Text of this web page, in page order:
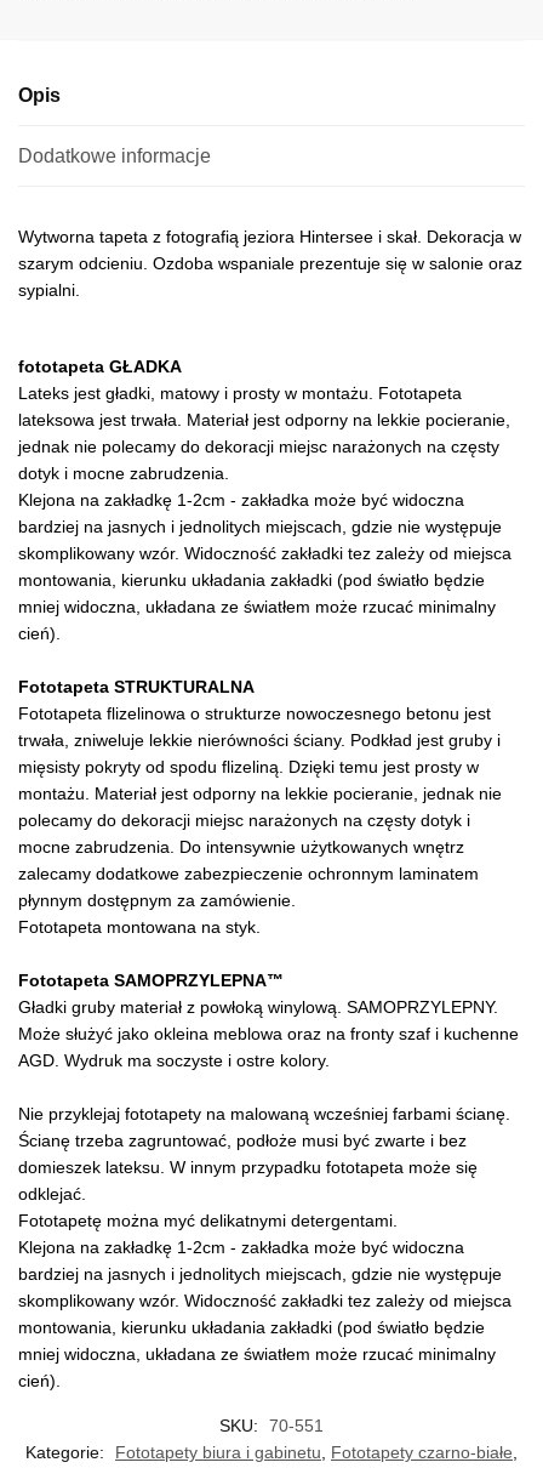
Opis
Dodatkowe informacje
Wytworna tapeta z fotografią jeziora Hintersee i skał. Dekoracja w
szarym odcieniu. Ozdoba wspaniale prezentuje się w salonie oraz
sypialni.
fototapeta GŁADKA
Lateks jest gładki, matowy i prosty w montażu. Fototapeta
lateksowa jest trwała. Materiał jest odporny na lekkie pocieranie,
jednak nie polecamy do dekoracji miejsc narażonych na częsty
dotyk i mocne zabrudzenia.
Klejona na zakładkę 1-2cm - zakładka może być widoczna
bardziej na jasnych i jednolitych miejscach, gdzie nie występuje
skomplikowany wzór. Widoczność zakładki tez zależy od miejsca
montowania, kierunku układania zakładki (pod światło będzie
mniej widoczna, układana ze światłem może rzucać minimalny
cień).
Fototapeta STRUKTURALNA
Fototapeta flizelinowa o strukturze nowoczesnego betonu jest
trwała, zniweluje lekkie nierówności ściany. Podkład jest gruby i
mięsisty pokryty od spodu flizeliną. Dzięki temu jest prosty w
montażu. Materiał jest odporny na lekkie pocieranie, jednak nie
polecamy do dekoracji miejsc narażonych na częsty dotyk i
mocne zabrudzenia. Do intensywnie użytkowanych wnętrz
zalecamy dodatkowe zabezpieczenie ochronnym laminatem
płynnym dostępnym za zamówienie.
Fototapeta montowana na styk.
Fototapeta SAMOPRZYLEPNA™
Gładki gruby materiał z powłoką winylową. SAMOPRZYLEPNY.
Może służyć jako okleina meblowa oraz na fronty szaf i kuchenne
AGD. Wydruk ma soczyste i ostre kolory.
Nie przyklejaj fototapety na malowaną wcześniej farbami ścianę.
Ścianę trzeba zagruntować, podłoże musi być zwarte i bez
domieszek lateksu. W innym przypadku fototapeta może się
odklejać.
Fototapetę można myć delikatnymi detergentami.
Klejona na zakładkę 1-2cm - zakładka może być widoczna
bardziej na jasnych i jednolitych miejscach, gdzie nie występuje
skomplikowany wzór. Widoczność zakładki tez zależy od miejsca
montowania, kierunku układania zakładki (pod światło będzie
mniej widoczna, układana ze światłem może rzucać minimalny
cień).
SKU:
70-551
Kategorie:
Fototapety biura i gabinetu Fototapety czarno-białe